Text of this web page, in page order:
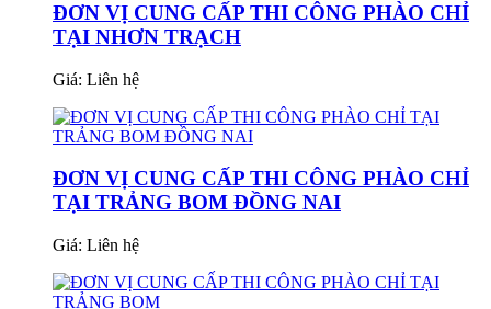
ĐƠN VỊ CUNG CẤP THI CÔNG PHÀO CHỈ
TẠI NHƠN TRẠCH
Giá: Liên hệ
ĐƠN VỊ CUNG CẤP THI CÔNG PHÀO CHỈ
TẠI TRẢNG BOM ĐỒNG NAI
Giá: Liên hệ